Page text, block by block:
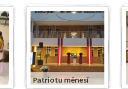
Patriotu mēnesī